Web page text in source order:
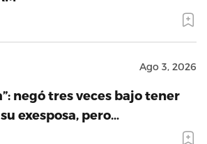
Ago 3, 2026
negó tres veces bajo tener
exesposa, pero…